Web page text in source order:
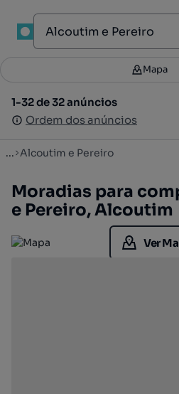
Filtros 2
1-32 de 32 anúncios
Ordem dos anúncios
Mapa
1-32 de 32 anúncios
Ordem dos anúncios
... Alcoutim e Pereiro
Moradias para
e Pereiro, Alcoutim
Ver